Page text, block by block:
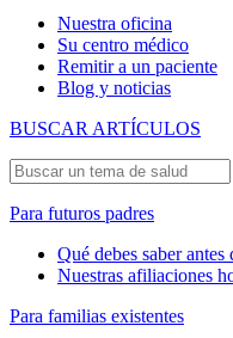
Nuestra oficina
Su centro médico
Remitir a un paciente
Blog y noticias
BUSCAR ARTÍCULOS
Para futuros padres
Qué debes saber
Nuestras afiliaciones
Para familias existentes